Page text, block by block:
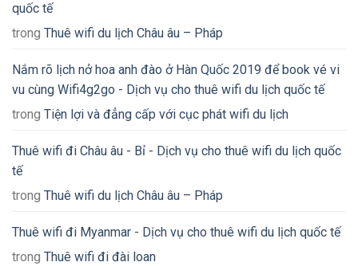
quốc tế
trong Thuê wifi du lịch Châu âu – Pháp
Nắm rõ lịch nở hoa anh đào ở Hàn Quốc 2019 để book vé vi
vu cùng Wifi4g2go - Dịch vụ cho thuê wifi du lịch quốc tế
trong Tiện lợi và đẳng cấp với cục phát wifi du lịch
Thuê wifi đi Châu âu - Bỉ - Dịch vụ cho thuê wifi du lịch quốc
tế
trong Thuê wifi du lịch Châu âu – Pháp
Thuê wifi đi Myanmar - Dịch vụ cho thuê wifi du lịch quốc tế
trong Thuê wifi đi đài loan